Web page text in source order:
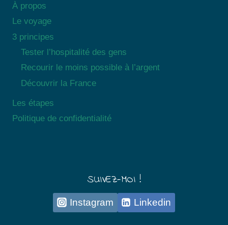
À propos
Le voyage
3 principes
Tester l’hospitalité des gens
Recourir le moins possible à l’argent
Découvrir la France
Les étapes
Politique de confidentialité
SUIVEZ-MOI !
Instagram Linkedin